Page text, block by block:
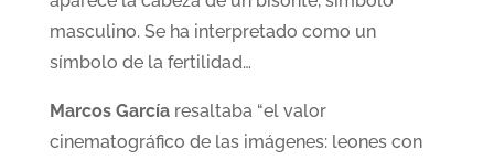
masculino. Se ha interpretado como un
símbolo de la fertilidad…
Marcos García resaltaba “el valor
cinematográfico de las imágenes: leones con